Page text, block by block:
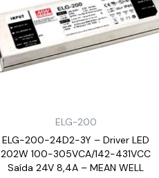
ELG-200
ELG-200-24D2-3Y – Driver LED
202W 100-305VCA/142-431VCC
Saída 24V 8,4A – MEAN WELL